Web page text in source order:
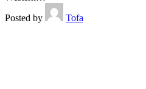
Posted by
Tofa